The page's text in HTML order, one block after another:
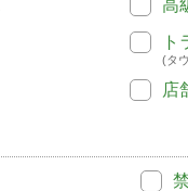
高
ト
(タ
店